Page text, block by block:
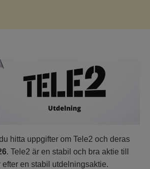
hitta uppgifter om Tele2 och deras
. Tele2 är en stabil och bra aktie till
en stabil utdelningsaktie.